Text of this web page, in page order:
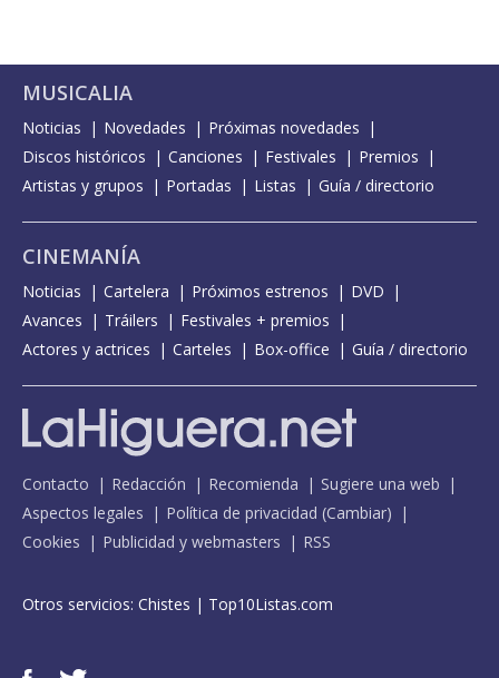
MUSICALIA
Noticias Novedades
Próximas novedades
Discos históricos
Canciones Festivales
Premios
Artistas y grupos
Portadas Listas Guía / directorio
CINEMANÍA
Noticias Cartelera Próximos estrenos
DVD
Avances
Tráilers
Festivales + premios
Actores y actrices
Carteles Box-office Guía / directorio
Contacto Redacción Recomienda
Sugiere una web
Aspectos legales
Política de privacidad (Cambiar)
Cookies
Publicidad y webmasters RSS
Otros servicios: Chistes | Top10Listas.com